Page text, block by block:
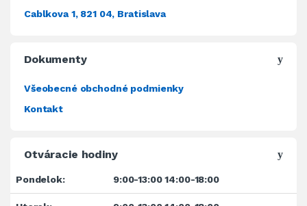
Cablkova 1, 821 04, Bratislava
Dokumenty
Všeobecné obchodné podmienky
Kontakt
Otváracie hodiny
Pondelok: 9:00-13:00 14:00-18:00